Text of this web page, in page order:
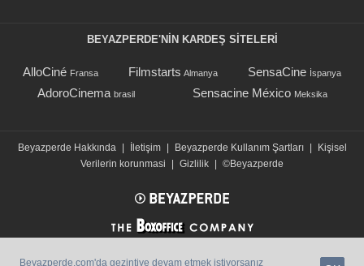
BEYAZPERDE'NIN KARDEŞ SİTELERİ
AlloCiné Fransa Filmstarts Almanya SensaCine İspanya
AdoroCinema brasil Sensacine México Meksika
Beyazperde Hakkında İletişim Beyazperde Kullanım Şartları
Kişisel
Verilerin korunmasi
Gizlilik ©Beyazperde
Beyazperde.com'da gezintiye devam etmek istiyorsanız